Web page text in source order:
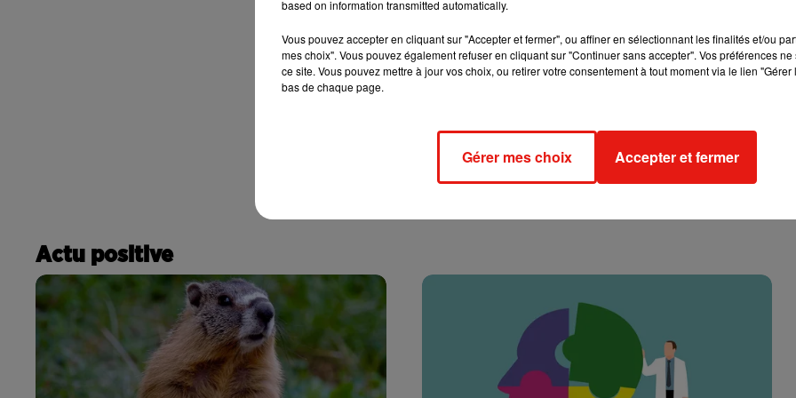
Actu positive
based on information transmitted automatically.
Vous pouvez accepter en cliquant sur "Accepter et fermer", ou affiner en sélectionnant les finalités et/ou
mes choix". Vous pouvez également refuser en cliquant sur "Continuer sans accepter". Vos préférences
ce site. Vous pouvez mettre à jour vos choix, ou retirer votre consentement à tout moment via le lien
bas de chaque page.
Gérer mes choix Accepter et fermer